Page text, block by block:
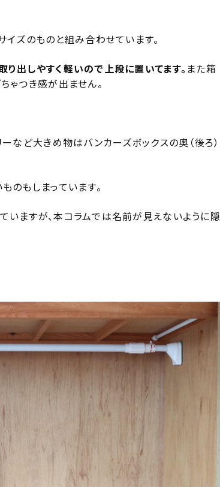
イズのものと組み合わせています。
出しやすく軽いので上段に置いてます。 また箱
ゃつき感が出ません。
など大きめ物はバンカーズボックスの奥（後ろ）
のもしまっています。
ますが、本コラムでは名前が見えないように隠